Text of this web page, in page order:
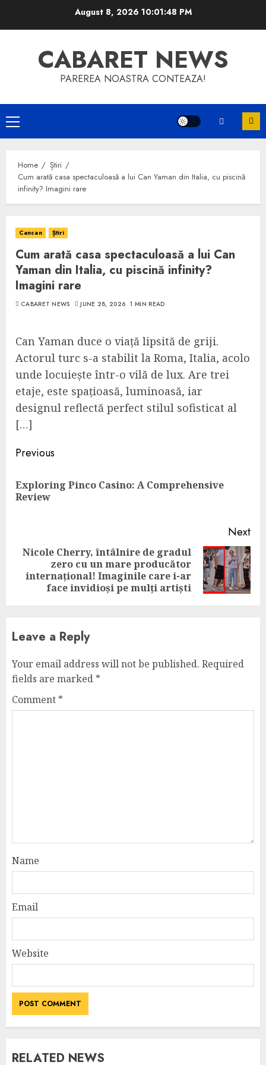
August 8, 2026 10:01:48 PM
CABARET NEWS
PAREREA NOASTRA CONTEAZA!
Primary
Menu
Home
Știri
Cum arată casa spectaculoasă a lui Can Yaman din Italia, cu piscină
infinity? Imagini rare
Cancan Știri
Cum arată casa spectaculoasă a lui Can
Yaman din Italia, cu piscină infinity?
Imagini rare
CABARET NEWS JUNE 28, 2026 1 MIN READ
Can Yaman duce o viață lipsită de griji.
Actorul turc s-a stabilit la Roma, Italia, acolo
unde locuiește într-o vilă de lux. Are trei
etaje, este spațioasă, luminoasă, iar
designul reflectă perfect stilul sofisticat al
[…]
Continue
Reading
Previous
Exploring Pinco Casino: A Comprehensive
Review
Next
post:
Nicole Cherry, întâlnire de gradul
zero cu un mare producător
internațional! Imaginile care i-ar
face invidioși pe mulți artiști
Leave a Reply
Your email address will not be published. Required
fields are marked *
Comment *
Name
Email
Website
RELATED NEWS